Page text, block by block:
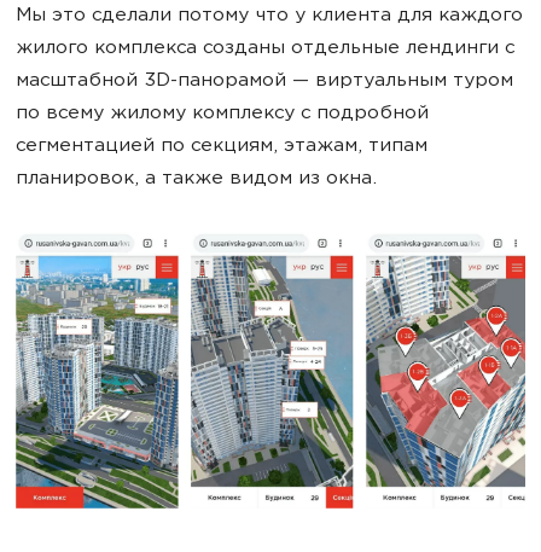
Мы это сделали потому что у клиента для каждого
жилого комплекса созданы отдельные лендинги с
масштабной 3D-панорамой — виртуальным туром
по всему жилому комплексу с подробной
сегментацией по секциям, этажам, типам
планировок, а также видом из окна.